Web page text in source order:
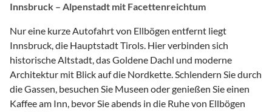
Innsbruck – Alpenstadt mit Facettenreichtum
Nur eine kurze Autofahrt von Ellbögen entfernt liegt
Innsbruck, die Hauptstadt Tirols. Hier verbinden sich
historische Altstadt, das Goldene Dachl und moderne
Architektur mit Blick auf die Nordkette. Schlendern Sie durch
die Gassen, besuchen Sie Museen oder genießen Sie einen
Kaffee am Inn, bevor Sie abends in die Ruhe von Ellbögen